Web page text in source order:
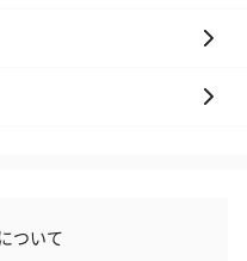
バスフラワー
ついて